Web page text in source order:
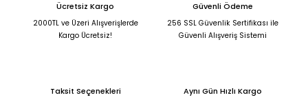
Ücretsiz Kargo
2000TL ve Üzeri Alışverişlerde
Kargo Ücretsiz!
Güvenli Ödeme
256 SSL Güvenlik Sertifikası ile
Güvenli Alışveriş Sistemi
Taksit Seçenekleri Aynı Gün Hızlı Kargo